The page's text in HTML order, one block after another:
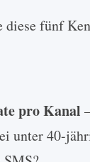
diese fünf
pro Kanal
unter 40-